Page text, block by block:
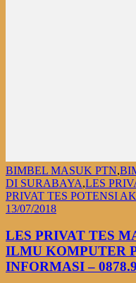
BIMBEL MASUK PTN,
DI SURABAYA,LES
PRIVAT TES POTENSI
13/07/2018
LES PRIVAT TES
ILMU KOMPUTER
INFORMASI –